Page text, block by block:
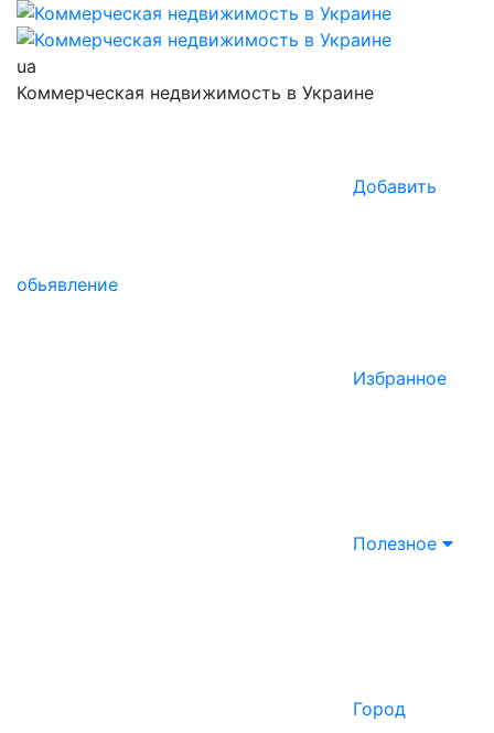
ua
Коммерческая недвижимость в Украине
Добавить
обьявление
Избранное
Полезное
Город